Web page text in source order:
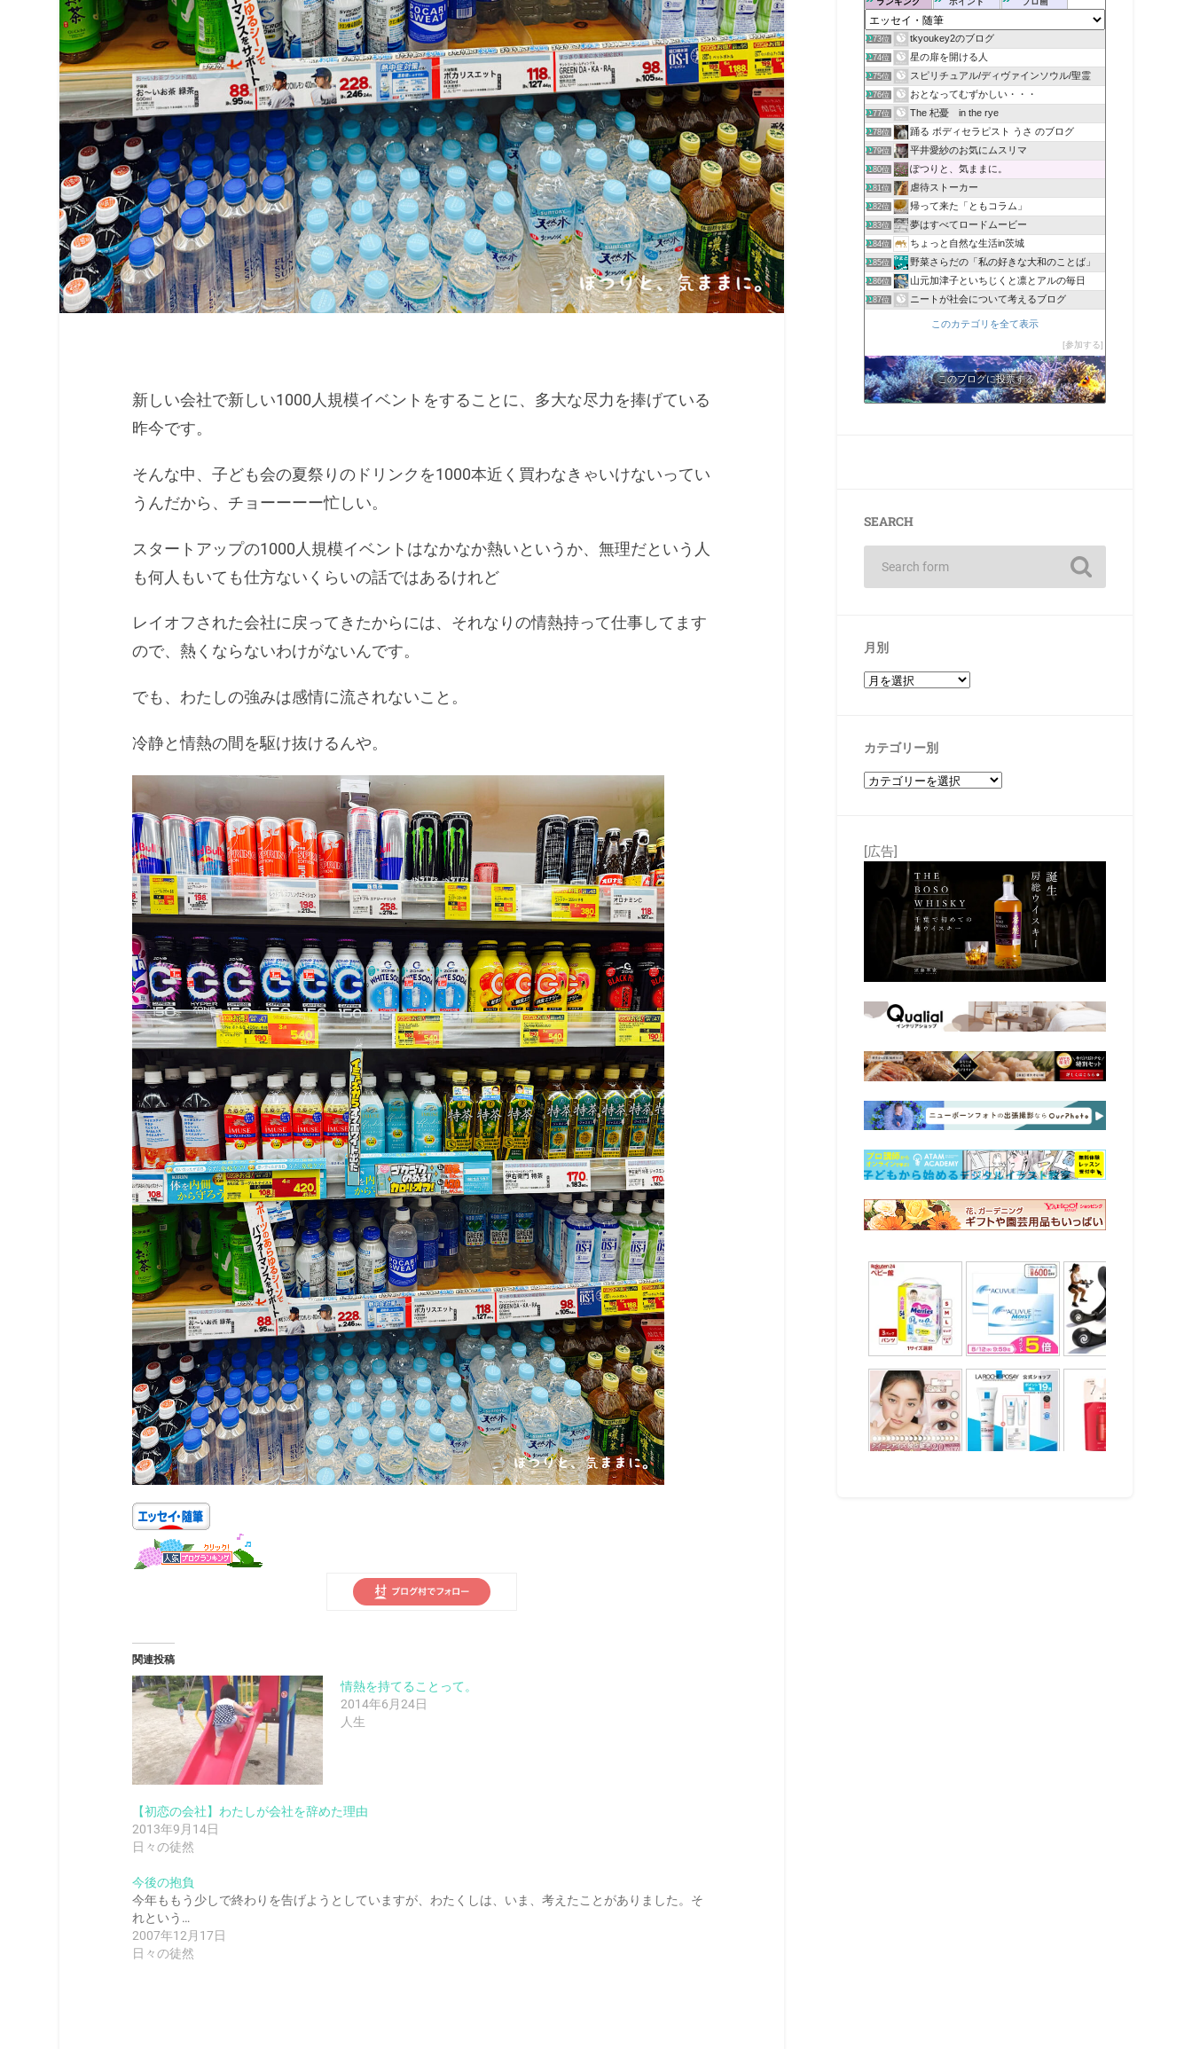
新しい会社で新しい1000人規模イベントをすることに、多大な尽力を捧げている
昨今です。
そんな中、子ども会の夏祭りのドリンクを1000本近く買わなきゃいけないってい
うんだから、チョーーーー忙しい。
スタートアップの1000人規模イベントはなかなか熱いというか、無理だという人
も何人もいても仕方ないくらいの話ではあるけれど
レイオフされた会社に戻ってきたからには、それなりの情熱持って仕事してます
ので、熱くならないわけがないんです。
でも、わたしの強みは感情に流されないこと。
冷静と情熱の間を駆け抜けるんや。
関連投稿
情熱を持てることって。
2014年6月24日
人生
【初恋の会社】わたしが会社を辞めた理由
2013年9月14日
日々の徒然
今後の抱負
今年ももう少しで終わりを告げようとしていますが、わたくしは、いま、考えたことがありました。そ
れという…
2007年12月17日
日々の徒然
173位 tkyoukey2のブログ
174位 星の扉を開ける人
175位 スピリチュアル/ディヴァインソウル/聖霊
176位 おとなってむずかしい・・・
177位 The 杞憂 in the rye
178位 踊る ボディセラピスト うさ のブログ
179位 平井愛紗のお気にムスリマ
180位 ぽつりと、気ままに。
181位 虐待ストーカー
182位 帰って来た「ともコラム」
183位 夢はすべてロードムービー
184位 ちょっと自然な生活in茨城
185位 野菜さらだの「私の好きな大和のことば」
186位 山元加津子といちじくと凛とアルの毎日
187位 ニートが社会について考えるブログ
このカテゴリを全て表示
参加する
このブログに投票する
SEARCH
月別
カテゴリー別
[広告]